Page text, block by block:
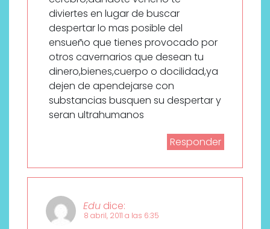
diviertes en lugar de buscar
despertar lo mas posible del
ensueño que tienes provocado por
otros cavernarios que desean tu
dinero,bienes,cuerpo o docilidad,ya
dejen de apendejarse con
substancias busquen su despertar y
seran ultrahumanos
Responder
Edu dice:
8 abril, 2011 a las 6:35